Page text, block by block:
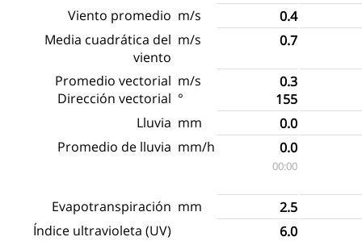
Viento promedio m/s
0.4
Media cuadrática del
viento
m/s 0.7
Promedio vectorial
Dirección vectorial
m/s
°
0.3
155
Lluvia mm
0.0
Promedio de lluvia mm/h 0.0
00:00
Evapotranspiración mm
2.5
Índice ultravioleta (UV)
6.0